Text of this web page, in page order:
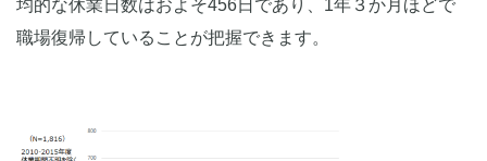
均的な休業日数はおよそ456日であり、1年３か月ほどで
職場復帰していることが把握できます。